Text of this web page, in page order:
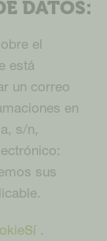
DATOS:
el
está
un correo
en
s/n,
sus
.